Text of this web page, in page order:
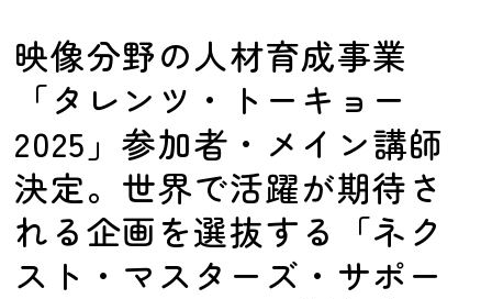
映像分野の人材育成事業
「タレンツ・トーキョー
2025」参加者・メイン講師
決定。世界で活躍が期待さ
れる企画を選抜する「ネク
スト・マスターズ・サポー